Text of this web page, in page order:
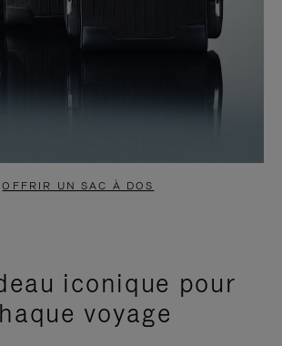
OFFRIR UN SAC À DOS
iconique pour
voyage